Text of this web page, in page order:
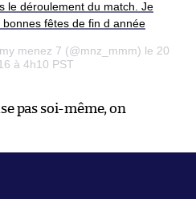
le déroulement du match. Je
fêtes de fin d année
menez 7 (@mnz_mmm) le 20
à 4h10 PST
pas soi-même, on